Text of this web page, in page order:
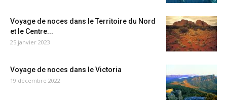
Voyage de noces dans le Territoire du Nord
et le Centre...
25 janvier 2023
Voyage de noces dans le Victoria
19 décembre 2022